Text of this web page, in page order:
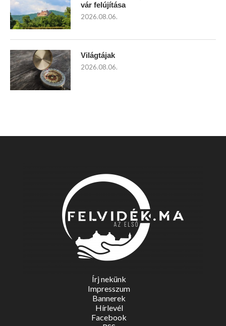
vár felújítása
2026.08.06.
Világtájak
2026.08.06.
Írj nekünk
Impresszum
Bannerek
Hírlevél
Facebook